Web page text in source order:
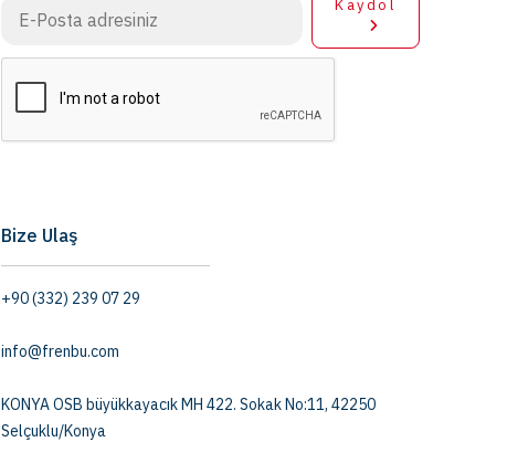
Bize Ulaş
+90 (332) 239 07 29
info@frenbu.com
KONYA OSB büyükkayacık MH 422. Sokak No:11, 42250
Selçuklu/Konya